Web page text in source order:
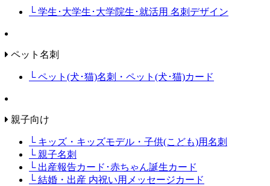
└ 学生･大学生･大学院生･就活用 名刺デザイン
ペット名刺
└ ペット(犬･猫)名刺・ペット(犬･猫)カード
親子向け
└ キッズ・キッズモデル・子供(こども)用名刺
└ 親子名刺
└ 出産報告カード･赤ちゃん誕生カード
└ 結婚・出産 内祝い用メッセージカード